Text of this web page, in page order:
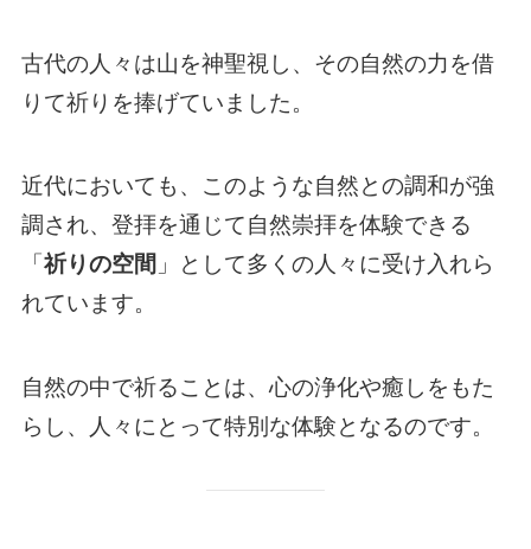
古代の人々は山を神聖視し、その自然の力を借
りて祈りを捧げていました。
近代においても、このような自然との調和が強
調され、登拝を通じて自然崇拝を体験できる
「 祈りの空間 」として多くの人々に受け入れら
れています。
自然の中で祈ることは、心の浄化や癒しをもた
らし、人々にとって特別な体験となるのです。